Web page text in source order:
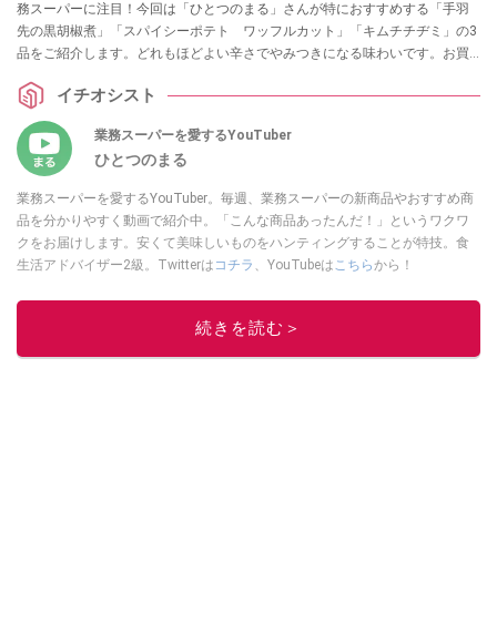
務スーパーに注目！今回は「ひとつのまる」さんが特におすすめする「手羽
先の黒胡椒煮」「スパイシーポテト ワッフルカット」「キムチチヂミ」の3
品をご紹介します。どれもほどよい辛さでやみつきになる味わいです。お買
イチオシスト
業務スーパーを愛するYouTuber
ひとつのまる
業務スーパーを愛するYouTuber。毎週、業務スーパーの新商品やおすすめ商
品を分かりやすく動画で紹介中。「こんな商品あったんだ！」というワクワ
クをお届けします。安くて美味しいものをハンティングすることが特技。食
生活アドバイザー2級。Twitterは コチラ 、YouTubeはこちらから！
このイチオシストの他の記事を読む
続きを読む＞